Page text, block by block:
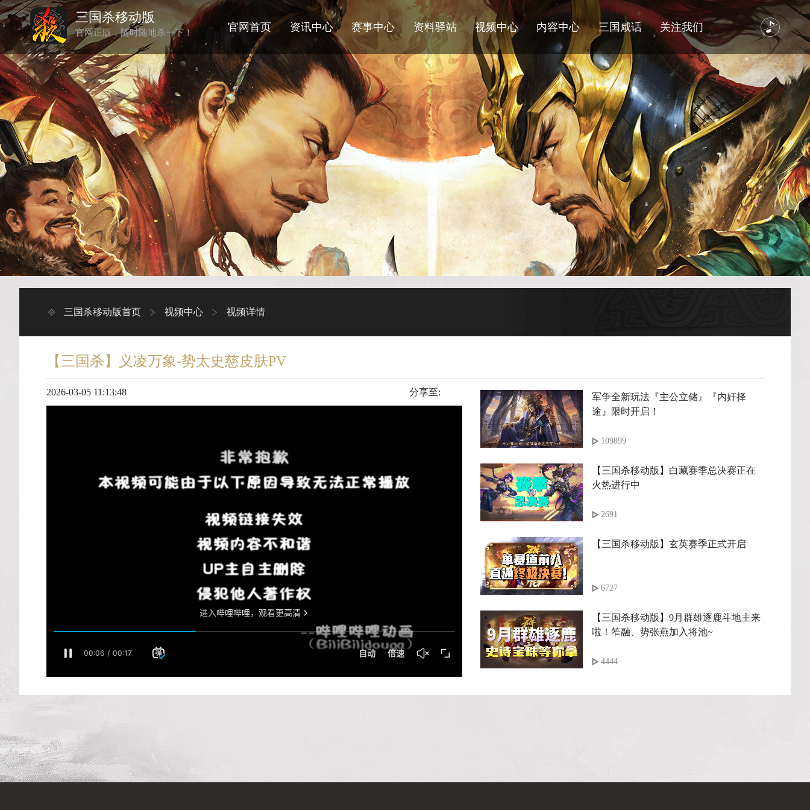
三国杀移动版
官网正版，随时随地杀一下！ 官网首页 资讯中心 赛事中心 资料驿站 视频中心 内容中心 三国咸话 关注我们
三国杀移动版首页 视频中心 视频详情
【三国杀】义凌万象-势太史慈皮肤PV
2026-03-05 11:13:48 分享至:
军争全新玩法『主公立储』『内奸择
途』限时开启！
109899
【三国杀移动版】白藏赛季总决赛正在
火热进行中
2691
【三国杀移动版】玄英赛季正式开启
6727
【三国杀移动版】9月群雄逐鹿斗地主来
啦！笮融、势张燕加入将池~
4444